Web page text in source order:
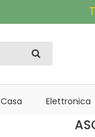
Casa Elettronica